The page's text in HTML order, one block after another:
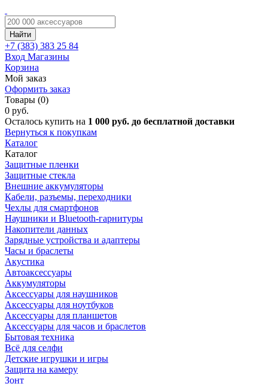
Найти
+7 (383) 383 25 84
Вход Магазины
Корзина
Мой заказ
Оформить заказ
Товары (0)
0 руб.
Осталось купить на 1 000 руб. до бесплатной доставки
Вернуться к покупкам
Каталог
Каталог
Защитные пленки
Защитные стекла
Внешние аккумуляторы
Кабели, разъемы, переходники
Чехлы для смартфонов
Наушники и Bluetooth-гарнитуры
Накопители данных
Зарядные устройства и адаптеры
Часы и браслеты
Акустика
Автоаксессуары
Аккумуляторы
Аксессуары для наушников
Аксессуары для ноутбуков
Аксессуары для планшетов
Аксессуары для часов и браслетов
Бытовая техника
Всё для селфи
Детские игрушки и игры
Защита на камеру
Зонт